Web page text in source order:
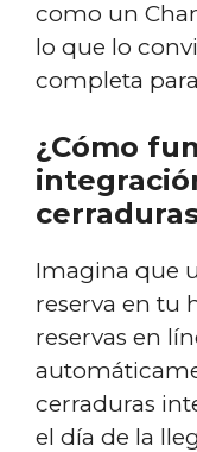
como un
lo que lo
completa
¿Cómo
Imagina que
reserva en tu
reservas en
cerraduras
el día de la